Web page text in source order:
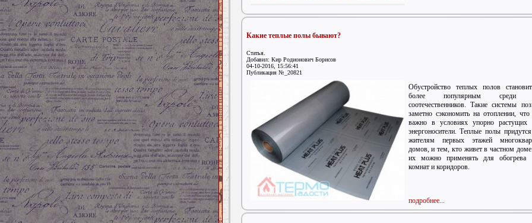
Какие теплые полы бывают?
Статья.
Добавил: Кир Родионович Борисов
04-10-2016, 15:56:41
Публикация №_20821
Обустройство теплых полов
более популярным среди
соотечественников. Такие системы
заметно сэкономить на отоплении, что
важно в условиях упорно растущих
энергоносители. Теплые полы
жителям первых этажей
домов, и тем, кто живет в частном
их можно применять для обогрева
комнат и коридоров.
подробнее...